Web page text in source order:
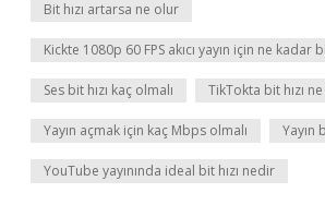
Bit hızı artarsa ne olur
Kickte 1080p 60 FPS akıcı yayın için ne
Ses bit hızı kaç olmalı TikTokta bit hızı
Yayın açmak için kaç Mbps olmalı Yayın
YouTube yayınında ideal bit hızı nedir